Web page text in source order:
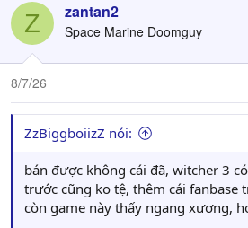
Z zantan2
Space Marine Doomguy
8/7/26
ZzBiggboiizZ nói:
bán được không cái đã, witcher 3
trước cũng ko tệ, thêm cái fanbase
còn game này thấy ngang xương,